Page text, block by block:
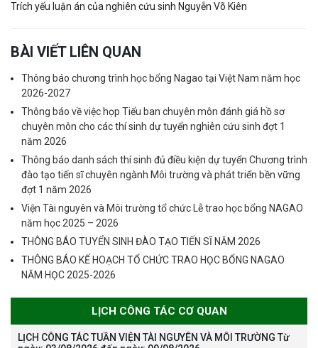
Trích yếu luận án của nghiên cứu sinh Nguyễn Võ Kiên
BÀI VIẾT LIÊN QUAN
Thông báo chương trình học bổng Nagao tại Việt Nam năm học
2026-2027
Thông báo về việc họp Tiểu ban chuyên môn đánh giá hồ sơ
chuyên môn cho các thí sinh dự tuyển nghiên cứu sinh đợt 1
năm 2026
Thông báo danh sách thí sinh đủ điều kiện dự tuyển Chương trình
đào tạo tiến sĩ chuyên ngành Môi trường và phát triển bền vững
đợt 1 năm 2026
Viện Tài nguyên và Môi trường tổ chức Lễ trao học bổng NAGAO
năm học 2025 – 2026
THÔNG BÁO TUYỂN SINH ĐÀO TẠO TIẾN SĨ NĂM 2026
THÔNG BÁO KẾ HOẠCH TỔ CHỨC TRAO HỌC BỔNG NAGAO
NĂM HỌC 2025-2026
LỊCH CÔNG TÁC CƠ QUAN
LỊCH CÔNG TÁC TUẦN VIỆN TÀI NGUYÊN VÀ MÔI TRƯỜNG Từ